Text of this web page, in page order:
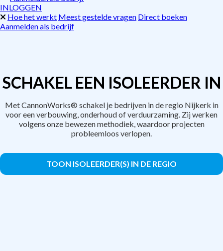
INLOGGEN
Hoe het werkt Meest gestelde vragen Direct boeken
Aanmelden als bedrijf
SCHAKEL EEN ISOLEERDER IN
Met CannonWorks® schakel je bedrijven in de regio Nijkerk in
voor een verbouwing, onderhoud of verduurzaming. Zij werken
volgens onze bewezen methodiek, waardoor projecten
probleemloos verlopen.
TOON ISOLEERDER(S) IN DE REGIO